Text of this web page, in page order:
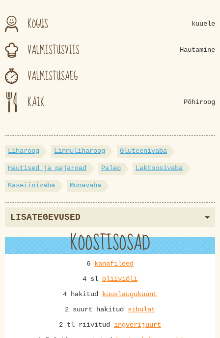
KOGUS kuuele
VALMISTUSVIIS Hautamine
VALMISTUSAEG
KÄIK
Põhiroog
Liharoog Linnuliharoog Gluteenivaba
Hautised ja pajaroad Paleo Laktoosivaba
Kaseiinivaba Munavaba
LISATEGEVUSED
KOOSTISOSAD
6 kanafileed
4 sl oliiviõli
4 hakitud küüslauguküünt
2 suurt hakitud sibulat
2 tl riivitud ingverijuurt